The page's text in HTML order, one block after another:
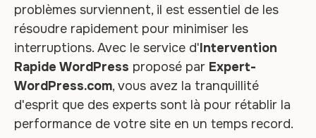
problèmes surviennent, il est essentiel de les
résoudre rapidement pour minimiser les
interruptions. Avec le service d'Intervention
Rapide WordPress proposé par Expert-
WordPress.com, vous avez la tranquillité
d'esprit que des experts sont là pour rétablir la
performance de votre site en un temps record.